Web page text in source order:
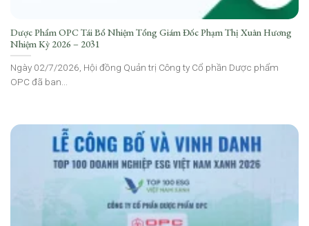
Dược Phẩm OPC Tái Bổ Nhiệm Tổng Giám Đốc Phạm Thị Xuân Hương
Nhiệm Kỳ 2026 – 2031
Ngày 02/7/2026, Hội đồng Quản trị Công ty Cổ phần Dược phẩm
OPC đã ban...